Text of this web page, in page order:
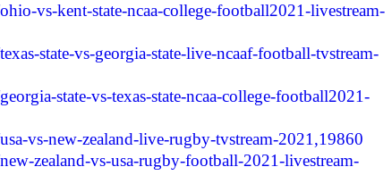
vs-kent-state-ncaa-college-football2021-livestream-
state-vs-georgia-state-live-ncaaf-football-tvstream-
state-vs-texas-state-ncaa-college-football2021-
vs-new-zealand-live-rugby-tvstream-2021,19860
zealand-vs-usa-rugby-football-2021-livestream-